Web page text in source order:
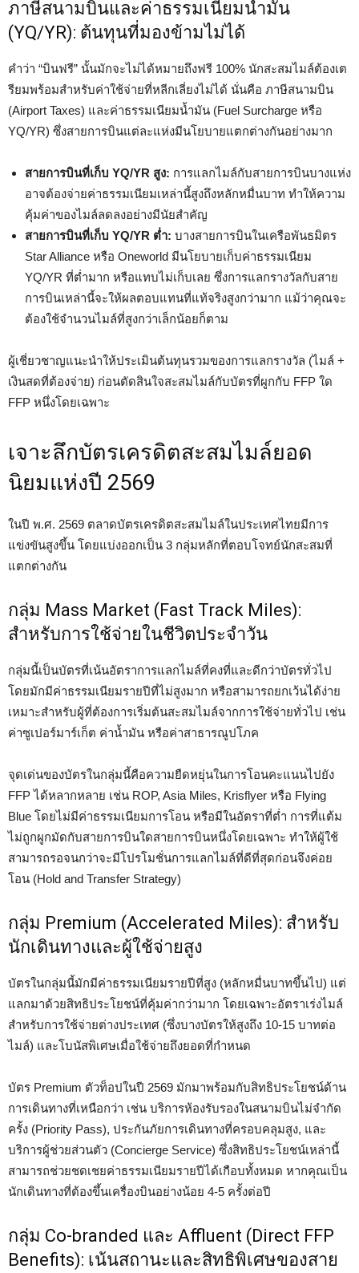
ภาษีสนามบินและค่าธรรมเนียมน้ำมัน
(YQ/YR): ต้นทุนที่มองข้ามไม่ได้
คำว่า “บินฟรี” นั้นมักจะไม่ได้หมายถึงฟรี 100% นักสะสมไมล์ต้องเต
รียมพร้อมสำหรับค่าใช้จ่ายที่หลีกเลี่ยงไม่ได้ นั่นคือ ภาษีสนามบิน
(Airport Taxes) และค่าธรรมเนียมน้ำมัน (Fuel Surcharge หรือ
YQ/YR) ซึ่งสายการบินแต่ละแห่งมีนโยบายแตกต่างกันอย่างมาก
สายการบินที่เก็บ YQ/YR สูง: การแลกไมล์กับสายการบินบางแห่ง
อาจต้องจ่ายค่าธรรมเนียมเหล่านี้สูงถึงหลักหมื่นบาท ทำให้ความ
คุ้มค่าของไมล์ลดลงอย่างมีนัยสำคัญ
สายการบินที่เก็บ YQ/YR ต่ำ: บางสายการบินในเครือพันธมิตร
Star Alliance หรือ Oneworld มีนโยบายเก็บค่าธรรมเนียม
YQ/YR ที่ต่ำมาก หรือแทบไม่เก็บเลย ซึ่งการแลกรางวัลกับสาย
การบินเหล่านี้จะให้ผลตอบแทนที่แท้จริงสูงกว่ามาก แม้ว่าคุณจะ
ต้องใช้จำนวนไมล์ที่สูงกว่าเล็กน้อยก็ตาม
ผู้เชี่ยวชาญแนะนำให้ประเมินต้นทุนรวมของการแลกรางวัล (ไมล์ +
เงินสดที่ต้องจ่าย) ก่อนตัดสินใจสะสมไมล์กับบัตรที่ผูกกับ FFP ใด
FFP หนึ่งโดยเฉพาะ
เจาะลึกบัตรเครดิตสะสมไมล์ยอด
นิยมแห่งปี 2569
ในปี พ.ศ. 2569 ตลาดบัตรเครดิตสะสมไมล์ในประเทศไทยมีการ
แข่งขันสูงขึ้น โดยแบ่งออกเป็น 3 กลุ่มหลักที่ตอบโจทย์นักสะสมที่
แตกต่างกัน
กลุ่ม Mass Market (Fast Track Miles):
สำหรับการใช้จ่ายในชีวิตประจำวัน
กลุ่มนี้เป็นบัตรที่เน้นอัตราการแลกไมล์ที่คงที่และดีกว่าบัตรทั่วไป
โดยมักมีค่าธรรมเนียมรายปีที่ไม่สูงมาก หรือสามารถยกเว้นได้ง่าย
เหมาะสำหรับผู้ที่ต้องการเริ่มต้นสะสมไมล์จากการใช้จ่ายทั่วไป เช่น
ค่าซูเปอร์มาร์เก็ต ค่าน้ำมัน หรือค่าสาธารณูปโภค
จุดเด่นของบัตรในกลุ่มนี้คือความยืดหยุ่นในการโอนคะแนนไปยัง
FFP ได้หลากหลาย เช่น ROP, Asia Miles, Krisflyer หรือ Flying
Blue โดยไม่มีค่าธรรมเนียมการโอน หรือมีในอัตราที่ต่ำ การที่แต้ม
ไม่ถูกผูกมัดกับสายการบินใดสายการบินหนึ่งโดยเฉพาะ ทำให้ผู้ใช้
สามารถรอจนกว่าจะมีโปรโมชั่นการแลกไมล์ที่ดีที่สุดก่อนจึงค่อย
โอน (Hold and Transfer Strategy)
กลุ่ม Premium (Accelerated Miles): สำหรับ
นักเดินทางและผู้ใช้จ่ายสูง
บัตรในกลุ่มนี้มักมีค่าธรรมเนียมรายปีที่สูง (หลักหมื่นบาทขึ้นไป) แต่
แลกมาด้วยสิทธิประโยชน์ที่คุ้มค่ากว่ามาก โดยเฉพาะอัตราเร่งไมล์
สำหรับการใช้จ่ายต่างประเทศ (ซึ่งบางบัตรให้สูงถึง 10-15 บาทต่อ
ไมล์) และโบนัสพิเศษเมื่อใช้จ่ายถึงยอดที่กำหนด
บัตร Premium ตัวท็อปในปี 2569 มักมาพร้อมกับสิทธิประโยชน์ด้าน
การเดินทางที่เหนือกว่า เช่น บริการห้องรับรองในสนามบินไม่จำกัด
ครั้ง (Priority Pass), ประกันภัยการเดินทางที่ครอบคลุมสูง, และ
บริการผู้ช่วยส่วนตัว (Concierge Service) ซึ่งสิทธิประโยชน์เหล่านี้
สามารถช่วยชดเชยค่าธรรมเนียมรายปีได้เกือบทั้งหมด หากคุณเป็น
นักเดินทางที่ต้องขึ้นเครื่องบินอย่างน้อย 4-5 ครั้งต่อปี
กลุ่ม Co-branded และ Affluent (Direct FFP
Benefits): เน้นสถานะและสิทธิพิเศษของสาย